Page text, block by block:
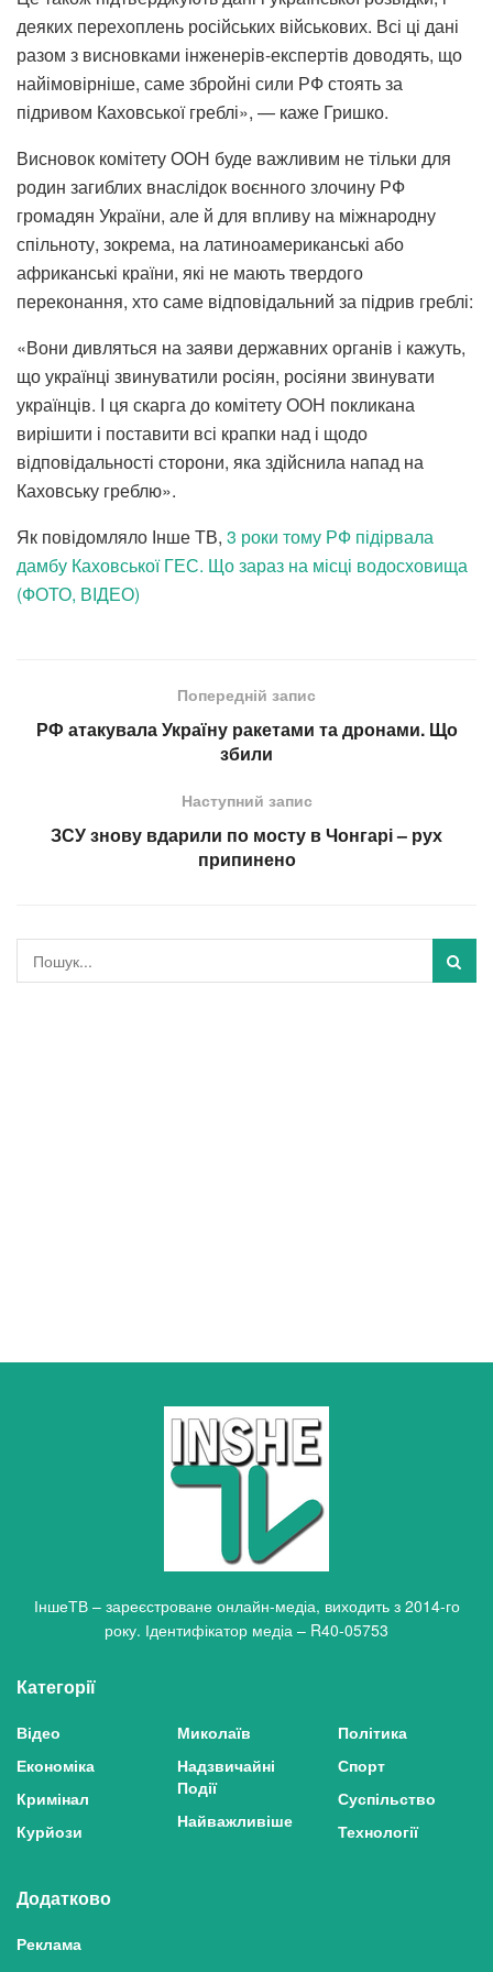
деяких перехоплень російських військових. Всі ці дані
разом з висновками інженерів-експертів доводять, що
найімовірніше, саме збройні сили РФ стоять за
підривом Каховської греблі», — каже Гришко.
Висновок комітету ООН буде важливим не тільки для
родин загиблих внаслідок воєнного злочину РФ
громадян України, але й для впливу на міжнародну
спільноту, зокрема, на латиноамериканські або
африканські країни, які не мають твердого
переконання, хто саме відповідальний за підрив греблі:
«Вони дивляться на заяви державних органів і кажуть,
що українці звинуватили росіян, росіяни звинувати
українців. І ця скарга до комітету ООН покликана
вирішити і поставити всі крапки над і щодо
відповідальності сторони, яка здійснила напад на
Каховську греблю».
Як повідомляло Інше ТВ, 3 роки тому РФ підірвала
дамбу Каховської ГЕС. Що зараз на місці водосховища
(ФОТО, ВІДЕО)
Попередній запис
РФ атакувала Україну ракетами та дронами. Що
збили
Наступний запис
ЗСУ знову вдарили по мосту в Чонгарі – рух
припинено
ІншеТВ – зареєстроване онлайн-медіа, виходить з 2014-го
року. Ідентифікатор медіа – R40-05753
Категорії
Відео
Економіка
Кримінал
Курйози
Миколаїв
Надзвичайні
Події
Найважливіше
Політика
Спорт
Суспільство
Технології
Додатково
Реклама